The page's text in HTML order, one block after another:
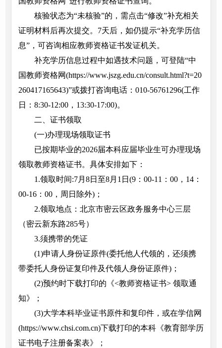
核验状态为“未核验”的，需点击“修改”补充相关
证明材料后再次提交。7天后，如仍提示“补充学历信
息”，可咨询相应教师资格证书发证机关。
补充学历信息过程中如遇技术问题，可登陆“中
国教师资格网(https://www.jszg.edu.cn/consult.html?t=20
260417165643)”或拨打咨询电话：010-56761296(工作
日：8:30-12:00，13:30-17:00)。
二、证书领取
(一)办理现场领取证书
已按期毕业的2026届本科应届毕业生可办理现场
领取教师资格证书。具体安排如下：
1.领取时间:7月8日至8月1日(9：00-11：00，14：
00-16：00，周日除外)；
2.领取地点：北京市密云区政务服务中心三层
（密云新东路285号）
3.须携带的凭证
(1)申请人身份证原件(委托他人代领的，还须携
带委托人身份证复印件及代领人身份证原件)；
(2)预约时下载打印的《<教师资格证书> 领取通
知》；
(3)大学本科毕业证书原件和复印件，或在学信网
(https://www.chsi.com.cn)下载打印的本科《教育部学历
证书电子注册备案表》；